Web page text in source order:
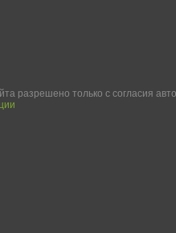
разрешено только с согласия